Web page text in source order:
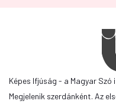
Képes Ifjúság - a Magyar
Megjelenik szerdánként. Az